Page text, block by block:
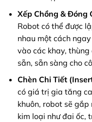
Xếp Chồng & Đóng
Robot có thể được
nhau một cách
vào các khay,
sẵn, sẵn sàng cho
Chèn Chi Tiết
có giá trị gia tăng
khuôn, robot sẽ
kim loại như đai ốc,